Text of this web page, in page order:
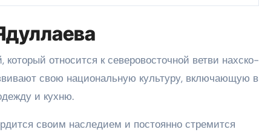
относится к северовосточной ветви нахско-
свою национальную культуру, включающую в
и кухню.
своим наследием и постоянно стремится